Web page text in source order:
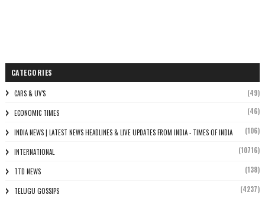
CATEGORIES
CARS & UV'S (49)
ECONOMIC TIMES (46)
INDIA NEWS | LATEST NEWS HEADLINES & LIVE UPDATES FROM INDIA - TIMES OF INDIA (106)
INTERNATIONAL (10716)
TTD NEWS (138)
TELUGU GOSSIPS (4237)